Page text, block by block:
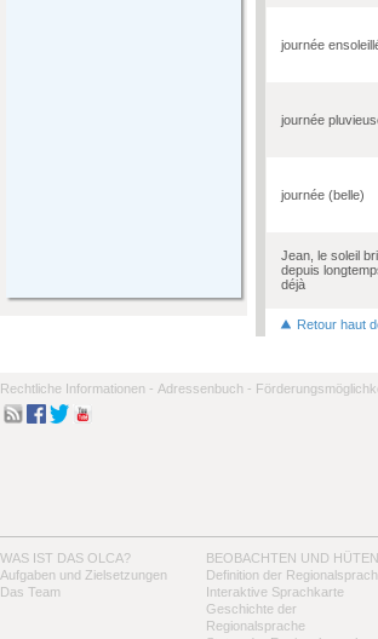
journée
journée
journée (belle)
Jean, le soleil
depuis
déjà
Retour haut
Rechtliche Informationen - Adressenbuch -
WAS IST DAS OLCA?
Aufgaben und Zielsetzungen
Das Team
BEOBACHTEN UND HÜTEN
Definition der
Interaktive Sprachkarte
Geschichte der
Regionalsprache